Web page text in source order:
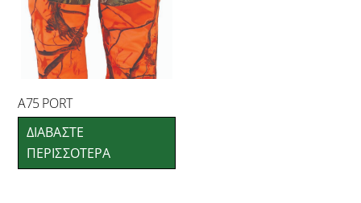
A75 PORT
ΔΙΑΒΆΣΤΕ
ΠΕΡΙΣΣΌΤΕΡΑ